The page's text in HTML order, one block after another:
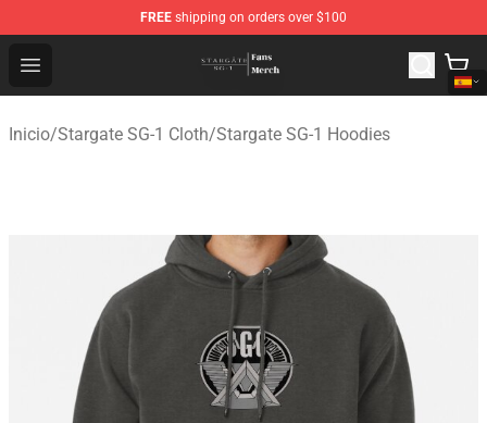
FREE shipping on orders over $100
Open menu
Stargate SG-1 Store - Official Stargate SG-1
Inicio/Stargate SG-1 Cloth/Stargate SG-1 Hoodies